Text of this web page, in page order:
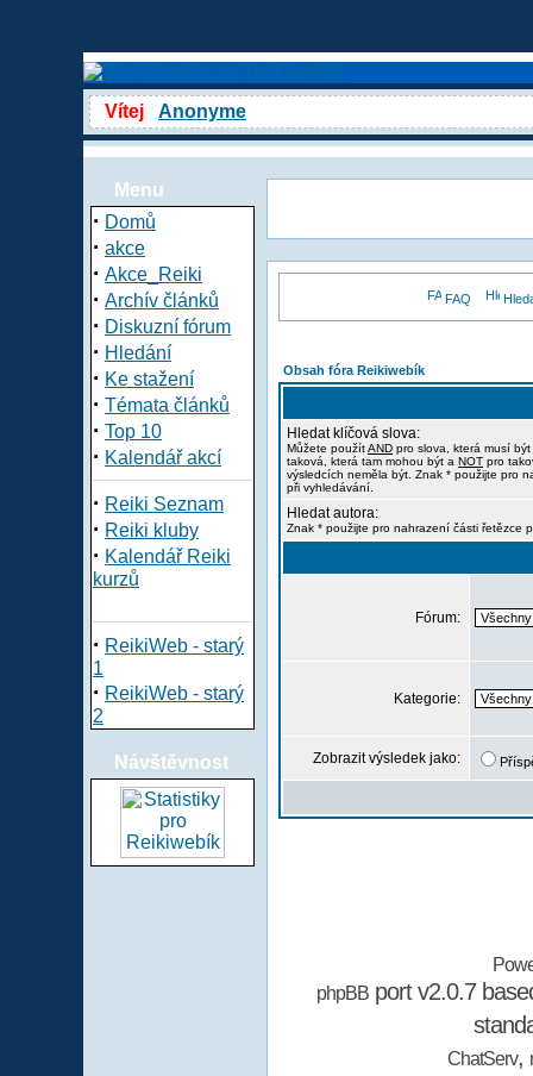
Vítej Anonyme
Menu
· Domů
· akce
· Akce_Reiki
· Archív článků
· Diskuzní fórum
· Hledání
· Ke stažení
· Témata článků
· Top 10
· Kalendář akcí
· Reiki Seznam
· Reiki kluby
· Kalendář Reiki
kurzů
· ReikiWeb - starý
1
· ReikiWeb - starý
2
Návštěvnost
FAQ
Obsah fóra Reikiwebík
Hledat klíčová slova:
Můžete použítAND pro slova, která musí
taková, která tam mohou být a NOT pro
výsledcích neměla být. Znak * použijte pro
při vyhledávání.
Hledat autora:
Znak * použijte pro nahrazení části řetězce
Fórum:
Kategorie:
Zobrazit výsledek jako:
phpBBport v2.0.7
ChatServ,